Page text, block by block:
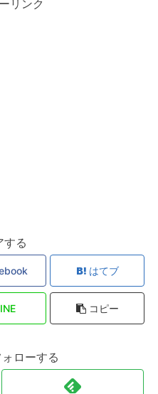
リンク
する
はてブ
コピー
ローする